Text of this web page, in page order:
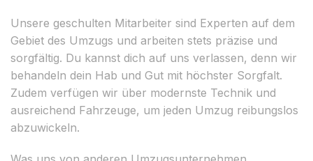
Unsere geschulten Mitarbeiter sind Experten auf dem
Gebiet des Umzugs und arbeiten stets präzise und
sorgfältig. Du kannst dich auf uns verlassen, denn wir
behandeln dein Hab und Gut mit höchster Sorgfalt.
Zudem verfügen wir über modernste Technik und
ausreichend Fahrzeuge, um jeden Umzug reibungslos
abzuwickeln.